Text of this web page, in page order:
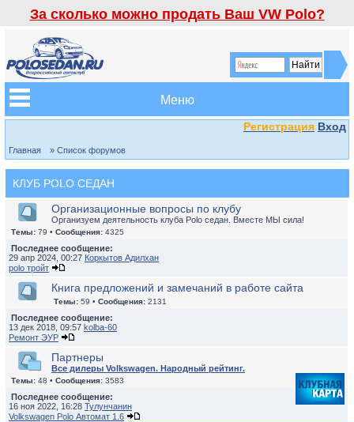
За сколько можно продать Ваш VW Polo?
Меню
Регистрация Вход
Главная » Список форумов
КЛУБ POLO СЕДАН
Организационные вопросы по клубу
Организуем деятельность клуба Polo седан. Вместе МЫ сила!
Темы: 79 • Сообщения: 4325
Последнее сообщение:
29 апр 2024, 00:27 Коркытов Адилхан
polo тройт
Книга предложений и замечаний в работе сайта
Темы: 59 • Сообщения: 2131
Последнее сообщение:
13 дек 2018, 09:57 kolba-60
Ремонт ЭУР
Партнеры
Все дилеры Volkswagen. Народный рейтинг.
Темы: 48 • Сообщения: 3583
Последнее сообщение:
16 ноя 2022, 16:28 Тулунчанин
Volkswagen Polo Автомат 1.6